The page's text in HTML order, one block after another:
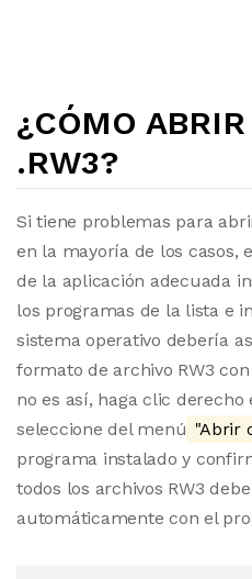
¿CÓMO
.RW3?
Si tiene problemas para
en la mayoría de los casos,
de la aplicación adecuada
los programas de la lista e
sistema operativo debería
formato de archivo RW3
no es así, haga clic derecho
seleccione del menú "Abrir
programa instalado y
todos los archivos RW3
automáticamente con el